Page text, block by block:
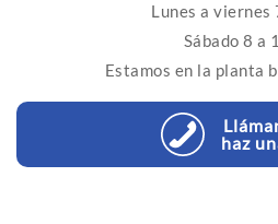
Lunes a viernes
Sábado 8 a
Estamos en la planta
haz